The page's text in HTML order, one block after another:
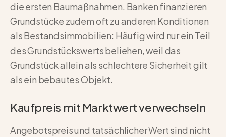
die ersten Baumaßnahmen. Banken finanzieren
Grundstücke zudem oft zu anderen Konditionen
als Bestandsimmobilien: Häufig wird nur ein Teil
des Grundstückswerts beliehen, weil das
Grundstück allein als schlechtere Sicherheit gilt
als ein bebautes Objekt.
Kaufpreis mit Marktwert verwechseln
Angebotspreis und tatsächlicher Wert sind nicht